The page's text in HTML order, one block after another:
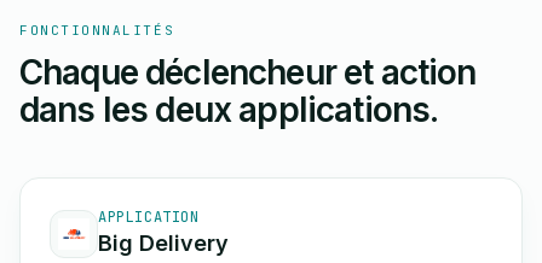
FONCTIONNALITÉS
Chaque déclencheur et action
dans les deux applications.
APPLICATION
Big Delivery